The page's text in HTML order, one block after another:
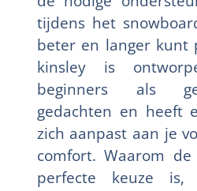
tijdens het
beter en langer kunt
kinsley is
beginners als
gedachten en heeft
zich aanpast aan je
comfort. Waarom
perfecte keuze